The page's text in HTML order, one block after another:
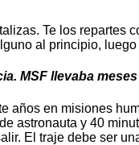
Te los
al principio,
MSF llevaba
años en misiones
astronauta y 40
El traje debe ser